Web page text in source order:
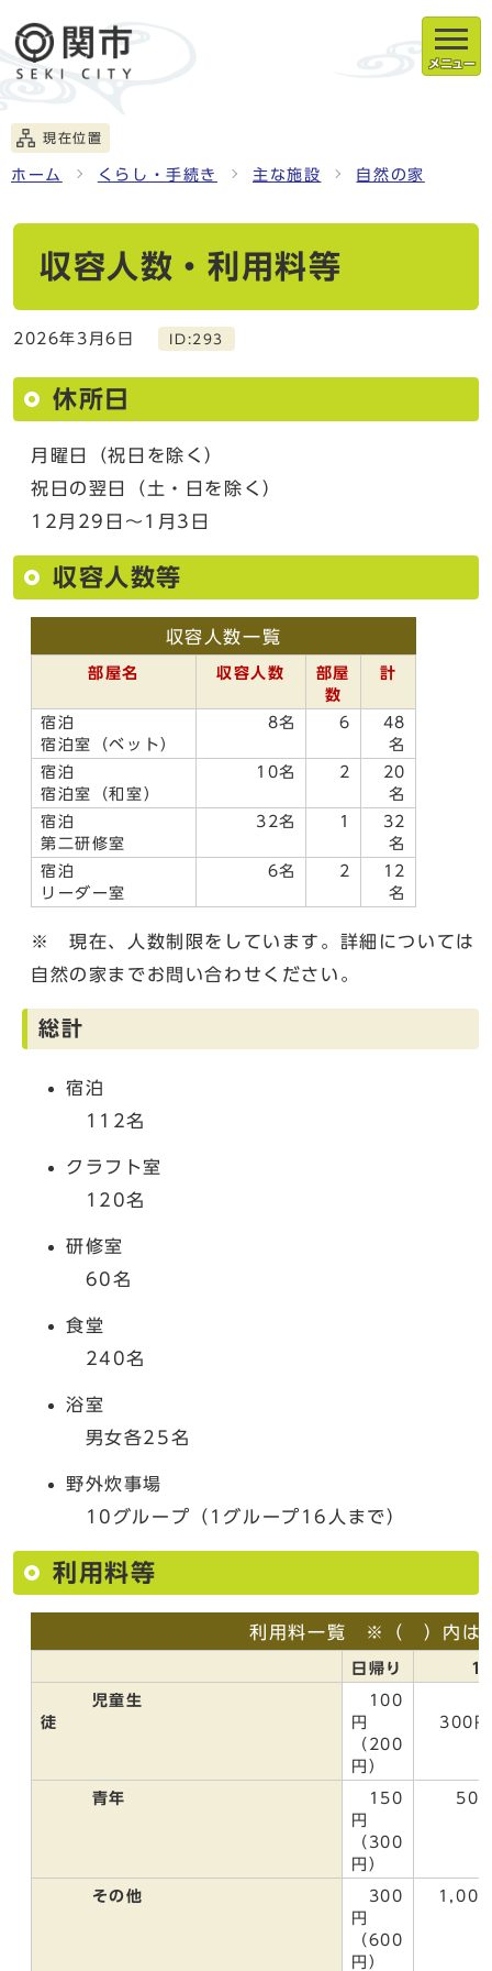
メニュー
現在位置
ホーム くらし・手続き 主な施設 自然の家
収容人数・利用料等
2026年3月6日 ID:293
休所日
月曜日（祝日を除く）
祝日の翌日（土・日を除く）
12月29日～1月3日
収容人数等
収容人数一覧
部屋名 収容人数
部屋
数
計
宿泊
宿泊室（ベット）
8名 6
48
名
宿泊
宿泊室（和室）
10名 2
20
名
宿泊
第二研修室
32名 1
32
名
宿泊
リーダー室
6名 2
12
名
※ 現在、人数制限をしています。詳細については
自然の家までお問い合わせください。
総計
宿泊
112名
クラフト室
120名
研修室
60名
食堂
240名
浴室
男女各25名
野外炊事場
10グループ（1グループ16人まで）
利用料等
利用料一覧 ※（ ）内は
日帰り 1
児童生
徒
100
円
（200
円）
300
青年
150
円
（300
円）
その他
300
円
（600
円）